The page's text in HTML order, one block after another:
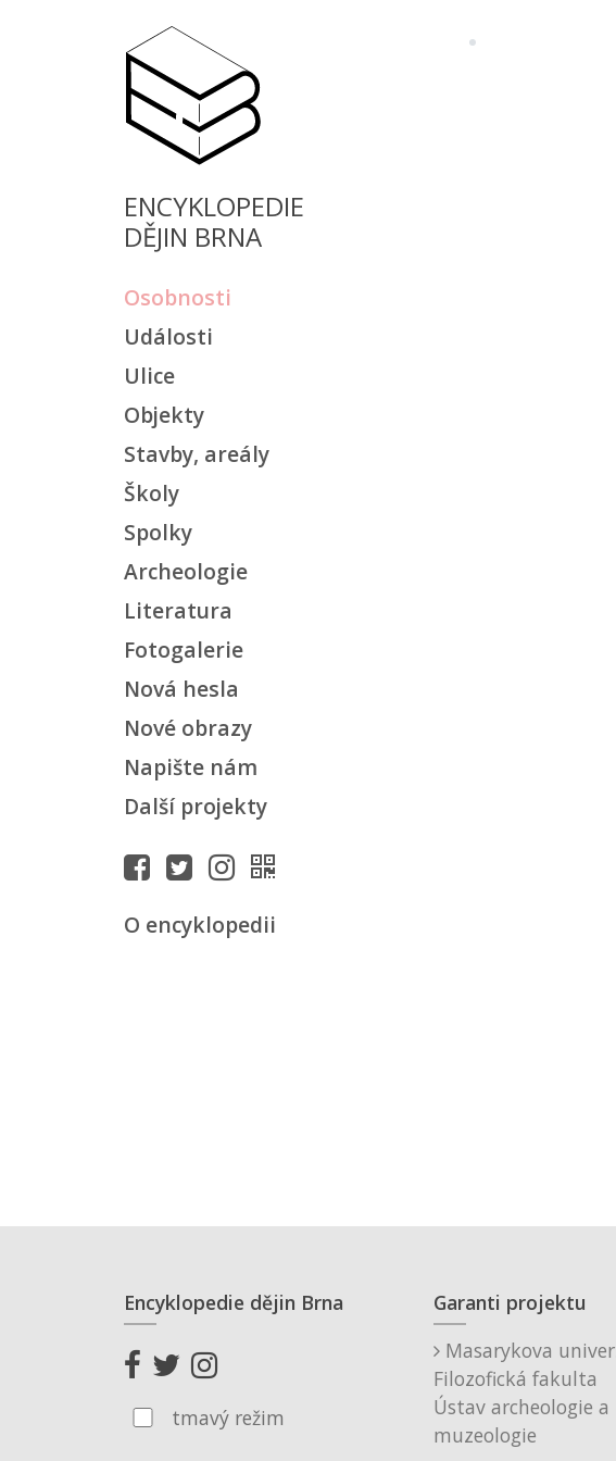
ENCYKLOPEDIE
DĚJIN BRNA
Osobnosti
Události
Ulice
Objekty
Stavby, areály
Školy
Spolky
Archeologie
Literatura
Fotogalerie
Nová hesla
Nové obrazy
Napište nám
Další projekty
O encyklopedii
Encyklopedie dějin Brna
tmavý režim
Garanti projektu
Masarykova
Filozofická fakulta
Ústav archeologie a
muzeologie